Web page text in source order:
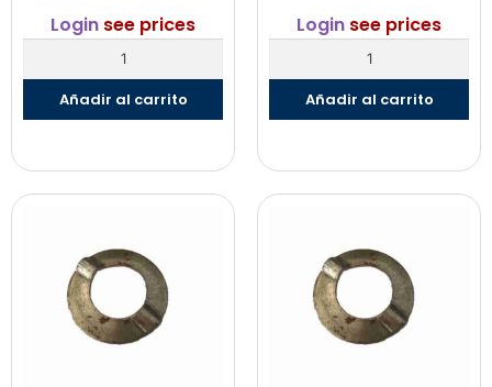
Login see prices
Añadir al carrito
Login see prices
Añadir al carrito